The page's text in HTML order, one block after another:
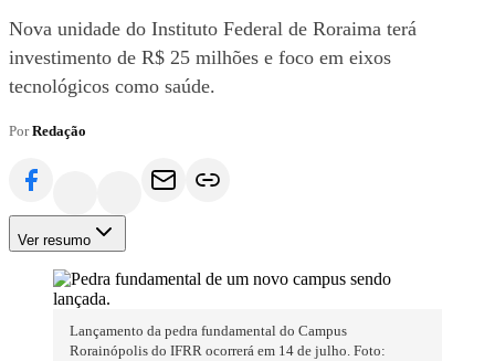
Nova unidade do Instituto Federal de Roraima terá
investimento de R$ 25 milhões e foco em eixos
tecnológicos como saúde.
PorRedação
Ver resumo
Lançamento da pedra fundamental do Campus
Rorainópolis do IFRR ocorrerá em 14 de julho. Foto: